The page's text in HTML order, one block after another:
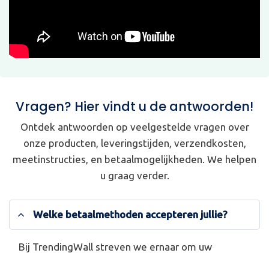
Vragen? Hier vindt u de antwoorden!
Ontdek antwoorden op veelgestelde vragen over
onze producten, leveringstijden, verzendkosten,
meetinstructies, en betaalmogelijkheden. We helpen
u graag verder.
Welke betaalmethoden accepteren jullie?
Bij TrendingWall streven we ernaar om uw